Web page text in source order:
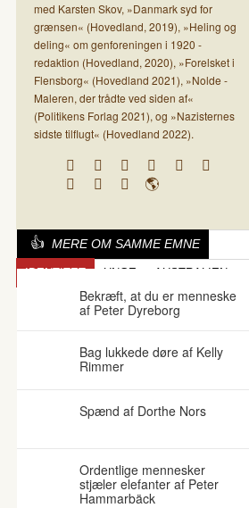
med Karsten Skov, »Danmark syd for
grænsen« (Hovedland, 2019), »Heling og
deling« om genforeningen i 1920 -
redaktion (Hovedland, 2020), »Forelsket i
Flensborg« (Hovedland 2021), »Nolde -
Maleren, der trådte ved siden af«
(Politikens Forlag 2021), og »Nazisternes
sidste tilflugt« (Hovedland 2022).
MERE OM SAMME EMNE
IDENTITET UNGE AUSTRALIEN
Bekræft, at du er menneske
af Peter Dyreborg
Bag lukkede døre af Kelly
Rimmer
Spænd af Dorthe Nors
Ordentlige mennesker
stjæler elefanter af Peter
Hammarbäck